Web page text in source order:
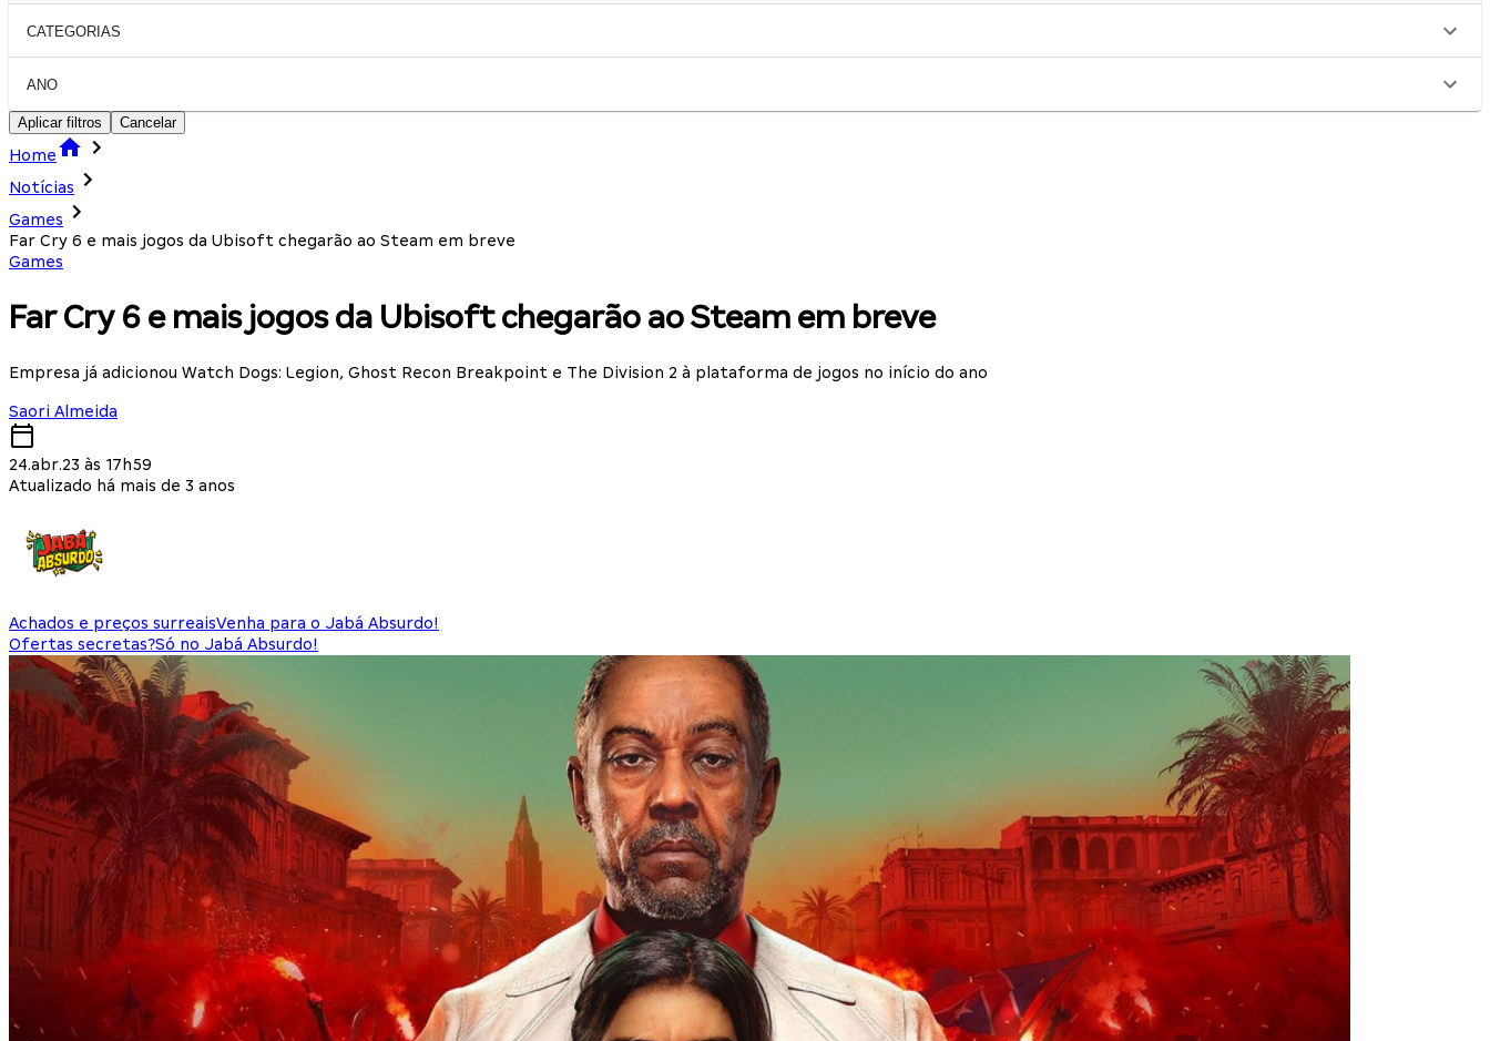
CATEGORIAS
ANO
Aplicar filtros Cancelar
Home
Notícias
Games
Far Cry 6 e mais jogos da Ubisoft chegarão ao Steam em breve
Games
Far Cry 6 e mais jogos da Ubisoft chegarão ao Steam em breve
Empresa já adicionou Watch Dogs: Legion, Ghost Recon Breakpoint e The Division 2 à plataforma de jogos no início do ano
Saori Almeida
24.abr.23 às 17h59
Atualizado há mais de 3 anos
Achados e preços surreaisVenha para o Jabá Absurdo!
Ofertas secretas?Só no Jabá Absurdo!